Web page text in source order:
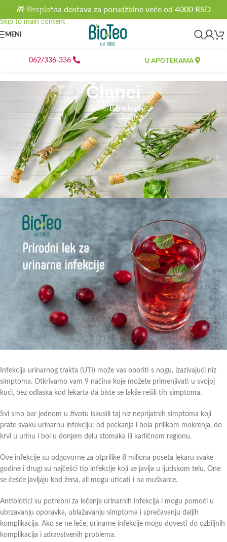
Skip to navigation
Skip to main content
🎁 Besplatna dostava za porudžbine veće od 4000 RSD
MENI
062/336-336 U APOTEKAMA
Članci
Home/Biljne kapi
BILJNE KAPI
Rešite se urinarne infekcije bez
antibiotika: evo 9 načina za
prirodno lečenje ovog problema
bioteoOn 30.11.2023.
0
Infekcija urinarnog trakta (UTI) može vas oboriti s nogu, izazivajući niz
simptoma. Otkrivamo vam 9 načina koje možete primenjivati u svojoj
kući, bez odlaska kod lekarta da biste se lakše rešili tih simptoma.
Svi smo bar jednom u životu iskusili taj niz neprijatnih simptoma koji
prate svaku urinarnu infekciju: od peckanja i bola prilikom mokrenja, do
krvi u urinu i bol u donjem delu stomaka ili karličnom regionu.
Ove infekcije su odgovorne za otprilike 8 miliona poseta lekaru svake
godine i drugi su najčešći tip infekcije koji se javlja u ljudskom telu. One
se češće javljaju kod žena, ali mogu uticati i na muškarce.
Antibiotici su potrebni za lečenje urinarnih infekcija i mogu pomoći u
ubrzavanju oporavka, ublažavanju simptoma i sprečavanju daljih
komplikacija. Ako se ne leče, urinarne infekcije mogu dovesti do ozbiljnih
komplikacija i zdravstvenih problema.